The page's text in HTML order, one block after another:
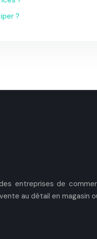
?
entreprises de
au détail en magasin